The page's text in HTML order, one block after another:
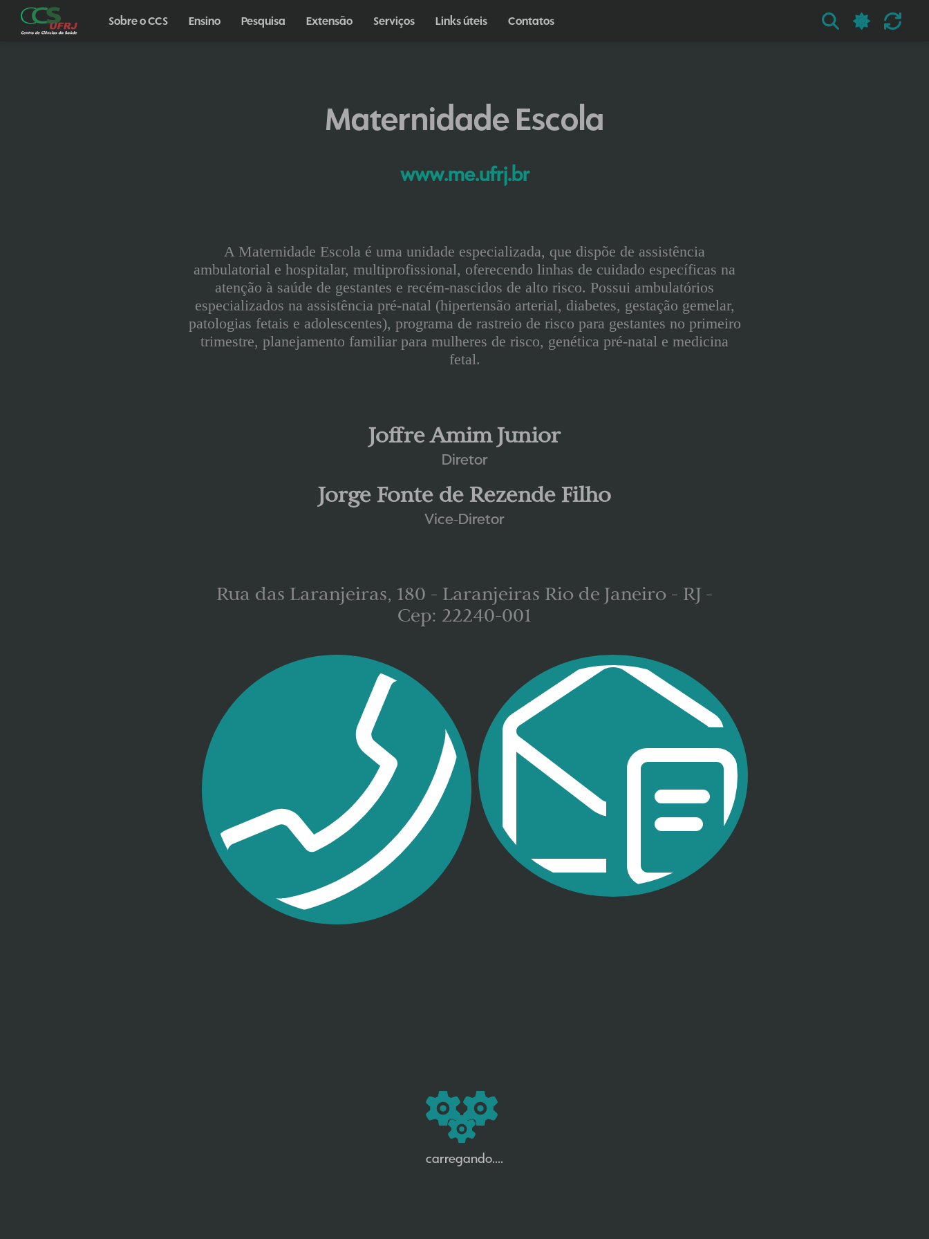
Sobre o CCS Ensino Pesquisa Extensão Serviços Links úteis Contatos
Maternidade Escola
www.me.ufrj.br
A Maternidade Escola é uma unidade especializada, que dispõe de assistência
ambulatorial e hospitalar, multiprofissional, oferecendo linhas de cuidado específicas na
atenção à saúde de gestantes e recém-nascidos de alto risco. Possui ambulatórios
especializados na assistência pré-natal (hipertensão arterial, diabetes, gestação gemelar,
patologias fetais e adolescentes), programa de rastreio de risco para gestantes no primeiro
trimestre, planejamento familiar para mulheres de risco, genética pré-natal e medicina
fetal.
Joffre Amim Junior
Diretor
Jorge Fonte de Rezende Filho
Vice-Diretor
Rua das Laranjeiras, 180 - Laranjeiras Rio de Janeiro - RJ -
Cep: 22240-001
2285-7935 R: 207
2205-9064 (FAX)
carregando....